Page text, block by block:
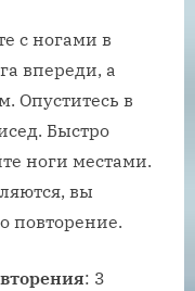
с ногами в
впереди, а
Опуститесь в
Быстро
ноги местами.
вы
повторение.
: 3